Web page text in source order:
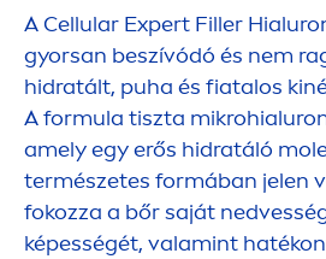
A Cellular Expert Filler
gyorsan beszívódó és nem
hidratált, puha és fiatalos
A formula tiszta
amely egy erős hidratáló
természetes formában jelen
fokozza a bőr saját
képességét, valamint